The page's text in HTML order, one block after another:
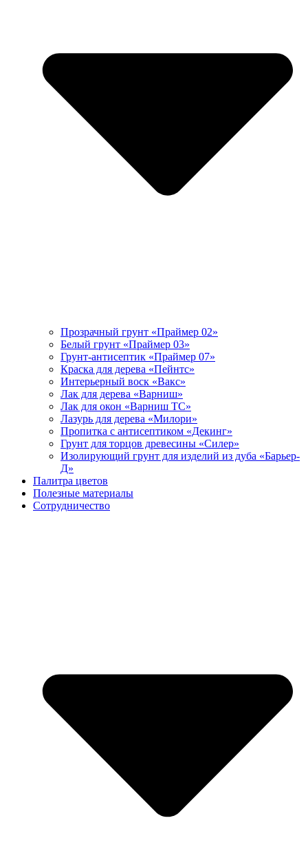
Прозрачный грунт «Праймер 02»
Белый грунт «Праймер 03»
Грунт-антисептик «Праймер 07»
Краска для дерева «Пейнтс»
Интерьерный воск «Вакс»
Лак для дерева «Варниш»
Лак для окон «Варниш ТС»
Лазурь для дерева «Милори»
Пропитка с антисептиком «Декинг»
Грунт для торцов древесины «Силер»
Изолирующий грунт для изделий из дуба «Барьер-
Д»
Палитра цветов
Полезные материалы
Сотрудничество